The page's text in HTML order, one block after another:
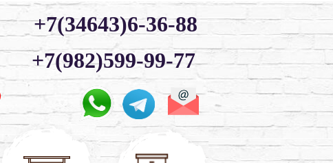
+7(34643)6-36-88
+7(982)599-99-77